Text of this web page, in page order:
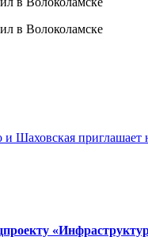
Шаховская приглашает